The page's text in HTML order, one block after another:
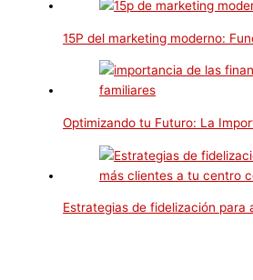
15P del marketing moderno:
Optimizando tu Futuro: La
Estrategias de fidelización para